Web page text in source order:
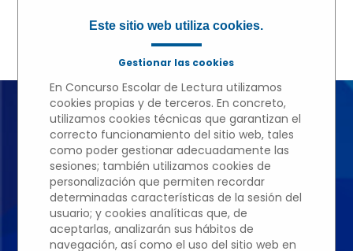
« VOLVER
Edición 2022/2023
Este sitio web utiliza cookies.
Gestionar las cookies
En Concurso Escolar de Lectura utilizamos
cookies propias y de terceros. En concreto,
utilizamos cookies técnicas que garantizan el
correcto funcionamiento del sitio web, tales
como poder gestionar adecuadamente las
sesiones; también utilizamos cookies de
personalización que permiten recordar
determinadas características de la sesión del
usuario; y cookies analíticas que, de
aceptarlas, analizarán sus hábitos de
navegación, así como el uso del sitio web en